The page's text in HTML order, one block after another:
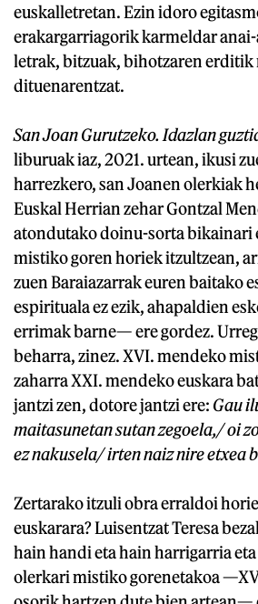
euskalletretan. Ezin idoro
erakargarriagorik karmeldar
letrak, bitzuak, bihotzaren erditik
dituenarentzat.
San Joan Gurutzeko. Idazlan
liburuak iaz, 2021. urtean, ikusi
harrezkero, san Joanen olerkiak
Euskal Herrian zehar Gontzal
atondutako doinu-sorta bikainari
mistiko goren horiek itzultzean,
zuen Baraiazarrak euren baitako
espirituala ez ezik, ahapaldien
errimak barne— ere gordez.
beharra, zinez. XVI. mendeko
zaharra XXI. mendeko euskara
jantzi zen, dotore jantzi ere: Gau
maitasunetan sutan zegoela,/ oi
ez nakusela/ irten naiz nire etxea
Zertarako itzuli obra erraldoi
euskarara? Luisentzat Teresa
hain handi eta hain harrigarria
olerkari mistiko gorenetakoa